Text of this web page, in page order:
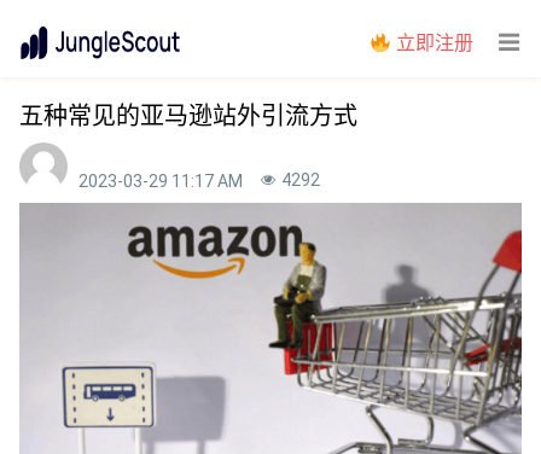
立即注册
五种常见的亚马逊站外引流方式
2023-03-29 11:17 AM 4292